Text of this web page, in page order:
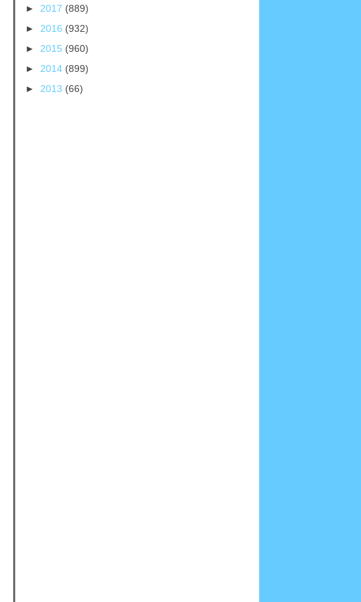
► 2017 (889)
► 2016 (932)
► 2015 (960)
► 2014 (899)
► 2013 (66)